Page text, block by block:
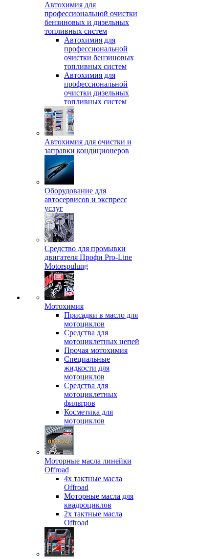
Автохимия для
профессиональной очистки
бензиновых и дизельных
топливных систем
Автохимия для
профессиональной
очистки бензиновых
топливных систем
Автохимия для
профессиональной
очистки дизельных
топливных систем
Автохимия для очистки и
заправки кондиционеров
Оборудование для
автосервисов и экспресс
услуг
Средство для промывки
двигателя Профи Pro-Line
Motorspulung
Мотохимия
Присадки в масло для
мотоциклов
Средства для
мотоциклетных цепей
Прочая мотохимия
Специальные
жидкости для
мотоциклов
Средства для
мотоциклетных
фильтров
Косметика для
мотоциклов
Моторные масла линейки
Offroad
4х тактные масла
Offroad
Моторные масла для
квадроциклов
2х тактные масла
Offroad